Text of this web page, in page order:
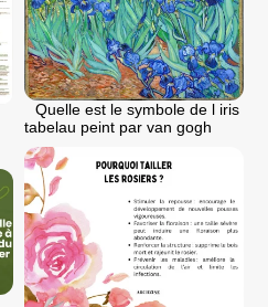
Quelle est le symbole de l iris
tabelau peint par van gogh